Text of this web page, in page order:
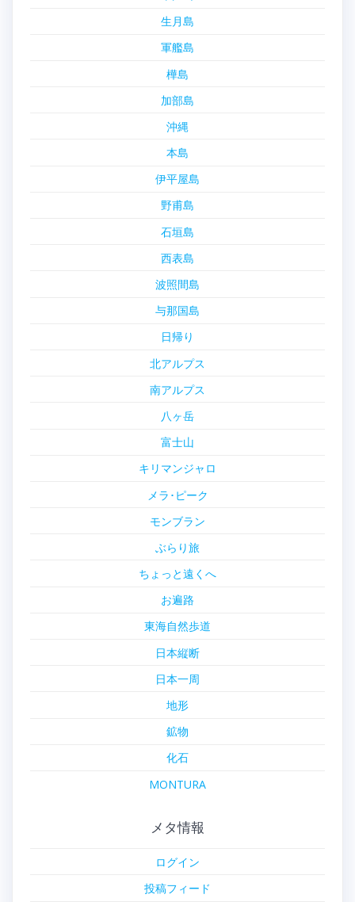
生月島
軍艦島
樺島
加部島
沖縄
本島
伊平屋島
野甫島
石垣島
西表島
波照間島
与那国島
日帰り
北アルプス
南アルプス
八ヶ岳
富士山
キリマンジャロ
メラ･ピーク
モンブラン
ぶらり旅
ちょっと遠くへ
お遍路
東海自然歩道
日本縦断
日本一周
地形
鉱物
化石
MONTURA
メタ情報
ログイン
投稿フィード